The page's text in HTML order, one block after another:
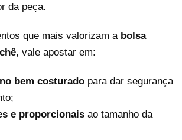
da peça.
que mais valorizam a bolsa
, vale apostar em:
bem costuradopara dar segurança
e proporcionaisao tamanho da